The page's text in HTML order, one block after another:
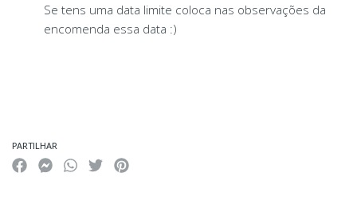
Se tens uma data limite coloca nas observações da
encomenda essa data :)
PARTILHAR